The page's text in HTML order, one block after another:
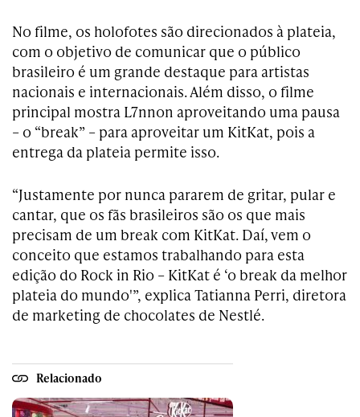
No filme, os holofotes são direcionados à plateia,
com o objetivo de comunicar que o público
brasileiro é um grande destaque para artistas
nacionais e internacionais. Além disso, o filme
principal mostra L7nnon aproveitando uma pausa
– o “break” – para aproveitar um KitKat, pois a
entrega da plateia permite isso.
“Justamente por nunca pararem de gritar, pular e
cantar, que os fãs brasileiros são os que mais
precisam de um break com KitKat. Daí, vem o
conceito que estamos trabalhando para esta
edição do Rock in Rio – KitKat é ‘o break da melhor
plateia do mundo'”, explica Tatianna Perri, diretora
de marketing de chocolates de Nestlé.
Relacionado